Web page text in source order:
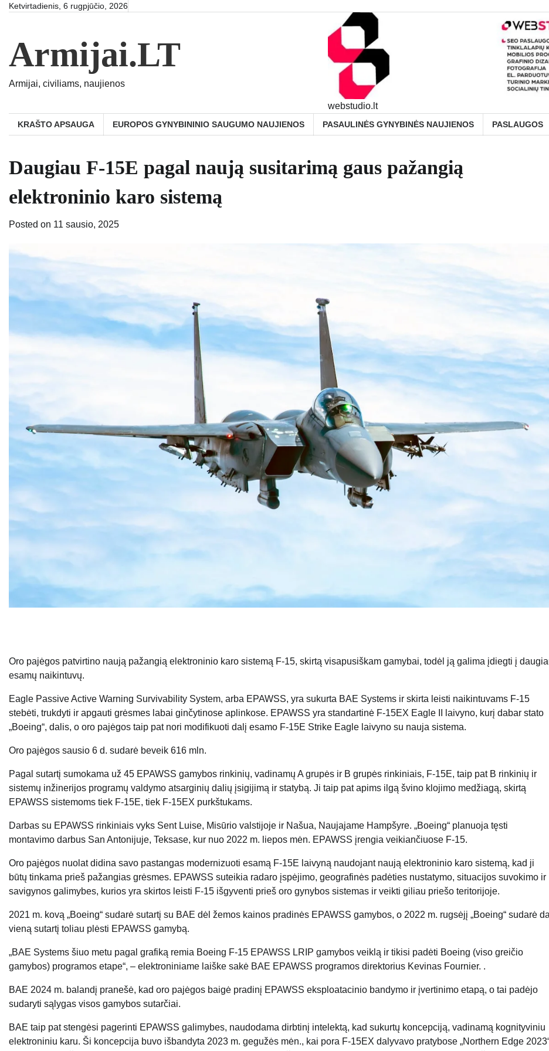
SkipKetvirtadienis, 6 rugpjūčio, 2026
Armijai.LT
Armijai, civiliams, naujienos
webstudio.lt
KRAŠTO APSAUGA EUROPOS GYNYBININIO SAUGUMO NAUJIENOS PASAULINĖS GYNYBINĖS NAUJIENOS PASLAUGOS
Daugiau F-15E pagal naują susitarimą gaus pažangią
elektroninio karo sistemą
Posted on 11 sausio, 2025
Oro pajėgos patvirtino naują pažangią elektroninio karo sistemą F-15, skirtą visapusiškam gamybai, todėl ją galima įdiegti į
esamų naikintuvų.
Eagle Passive Active Warning Survivability System, arba EPAWSS, yra sukurta BAE Systems ir skirta leisti naikintuvams F-15
stebėti, trukdyti ir apgauti grėsmes labai ginčytinose aplinkose. EPAWSS yra standartinė F-15EX Eagle II laivyno, kurį dabar stato
„Boeing“, dalis, o oro pajėgos taip pat nori modifikuoti dalį esamo F-15E Strike Eagle laivyno su nauja sistema.
Oro pajėgos sausio 6 d. sudarė beveik 616 mln.
Pagal sutartį sumokama už 45 EPAWSS gamybos rinkinių, vadinamų A grupės ir B grupės rinkiniais, F-15E, taip pat B rinkinių ir
sistemų inžinerijos programų valdymo atsarginių dalių įsigijimą ir statybą. Ji taip pat apims ilgą švino klojimo medžiagą, skirtą
EPAWSS sistemoms tiek F-15E, tiek F-15EX purkštukams.
Darbas su EPAWSS rinkiniais vyks Sent Luise, Misūrio valstijoje ir Našua, Naujajame Hampšyre. „Boeing“ planuoja tęsti
montavimo darbus San Antonijuje, Teksase, kur nuo 2022 m. liepos mėn. EPAWSS įrengia veikiančiuose F-15.
Oro pajėgos nuolat didina savo pastangas modernizuoti esamą F-15E laivyną naudojant naują elektroninio karo sistemą, kad ji
būtų tinkama prieš pažangias grėsmes. EPAWSS suteikia radaro įspėjimo, geografinės padėties nustatymo, situacijos suvokimo ir
savigynos galimybes, kurios yra skirtos leisti F-15 išgyventi prieš oro gynybos sistemas ir veikti giliau priešo teritorijoje.
2021 m. kovą „Boeing“ sudarė sutartį su BAE dėl žemos kainos pradinės EPAWSS gamybos, o 2022 m. rugsėjį „Boeing“ sudarė
vieną sutartį toliau plėsti EPAWSS gamybą.
„BAE Systems šiuo metu pagal grafiką remia Boeing F-15 EPAWSS LRIP gamybos veiklą ir tikisi padėti Boeing (viso greičio
gamybos) programos etape“, – elektroniniame laiške sakė BAE EPAWSS programos direktorius Kevinas Fournier. .
BAE 2024 m. balandį pranešė, kad oro pajėgos baigė pradinį EPAWSS eksploatacinio bandymo ir įvertinimo etapą, o tai padėjo
sudaryti sąlygas visos gamybos sutarčiai.
BAE taip pat stengėsi pagerinti EPAWSS galimybes, naudodama dirbtinį intelektą, kad sukurtų koncepciją, vadinamą kognityviniu
elektroniniu karu. Ši koncepcija buvo išbandyta 2023 m. gegužės mėn., kai pora F-15EX dalyvavo pratybose „Northern Edge